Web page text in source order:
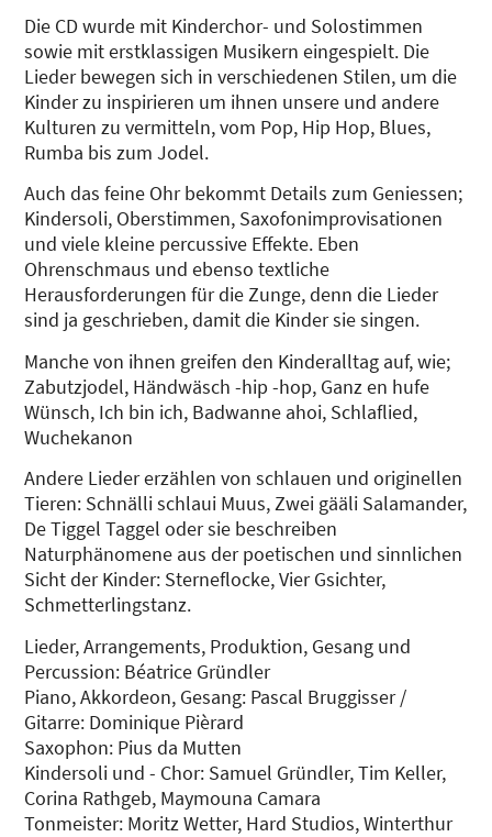
Die CD wurde mit Kinderchor- und Solostimmen
sowie mit erstklassigen Musikern eingespielt. Die
Lieder bewegen sich in verschiedenen Stilen, um die
Kinder zu inspirieren um ihnen unsere und andere
Kulturen zu vermitteln, vom Pop, Hip Hop, Blues,
Rumba bis zum Jodel.
Auch das feine Ohr bekommt Details zum Geniessen;
Kindersoli, Oberstimmen, Saxofonimprovisationen
und viele kleine percussive Effekte. Eben
Ohrenschmaus und ebenso textliche
Herausforderungen für die Zunge, denn die Lieder
sind ja geschrieben, damit die Kinder sie singen.
Manche von ihnen greifen den Kinderalltag auf, wie;
Zabutzjodel, Händwäsch -hip -hop, Ganz en hufe
Wünsch, Ich bin ich, Badwanne ahoi, Schlaflied,
Wuchekanon
Andere Lieder erzählen von schlauen und originellen
Tieren: Schnälli schlaui Muus, Zwei gääli Salamander,
De Tiggel Taggel oder sie beschreiben
Naturphänomene aus der poetischen und sinnlichen
Sicht der Kinder: Sterneflocke, Vier Gsichter,
Schmetterlingstanz.
Lieder, Arrangements, Produktion, Gesang und
Percussion: Béatrice Gründler
Piano, Akkordeon, Gesang: Pascal Bruggisser /
Gitarre: Dominique Pièrard
Saxophon: Pius da Mutten
Kindersoli und - Chor: Samuel Gründler, Tim Keller,
Corina Rathgeb, Maymouna Camara
Tonmeister: Moritz Wetter, Hard Studios, Winterthur